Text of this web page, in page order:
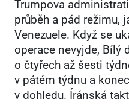
Trumpova
průběh a pád režimu,
Venezuele. Když se
operace nevyjde, Bílý
o čtyřech až šesti
v pátém týdnu a
v dohledu. Íránská